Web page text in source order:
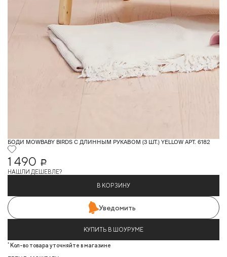
БОДИ MOWBABY BIRDS С ДЛИННЫМ РУКАВОМ (3 ШТ.) YELLOW АРТ. 6182
1 490
Р
НАШЛИ ДЕШЕВЛЕ?
В КОРЗИНУ
Уведомить
КУПИТЬ В ШОУРУМЕ
* Кол-во товара уточняйте в магазине